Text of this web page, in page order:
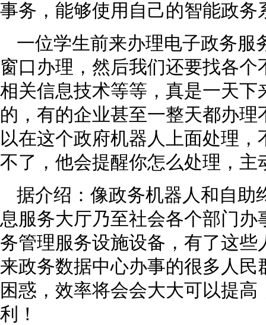
事务，能够使用自己的智能政
一位学生前来办理电子政务服
窗口办理，然后我们还要找各
相关信息技术等等，真是一天
的，有的企业甚至一整天都办
以在这个政府机器人上面处理
不了，他会提醒你怎么处理，
据介绍：像政务机器人和自助
息服务大厅乃至社会各个部门
务管理服务设施设备，有了这
来政务数据中心办事的很多人
困惑，效率将会会大大可以提
利！